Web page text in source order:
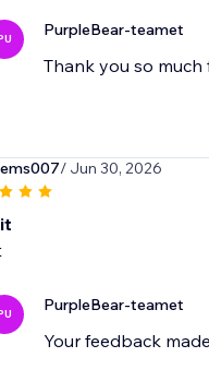
PurpleBear-teamet
Thank you so
/ Jun 30, 2026
PurpleBear-teamet
Your feedback